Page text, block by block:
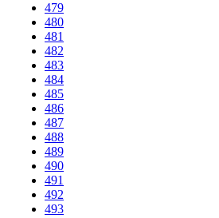
479
480
481
482
483
484
485
486
487
488
489
490
491
492
493